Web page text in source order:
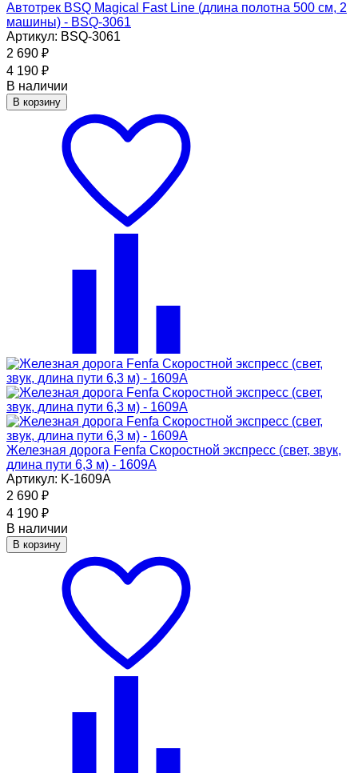
Автотрек BSQ Magical Fast Line (длина полотна 500 см, 2
машины) - BSQ-3061
Артикул: BSQ-3061
2 690 ₽
4 190 ₽
В наличии
В корзину
Железная дорога Fenfa Скоростной экспресс (свет, звук,
длина пути 6,3 м) - 1609A
Артикул: K-1609A
2 690 ₽
4 190 ₽
В наличии
В корзину